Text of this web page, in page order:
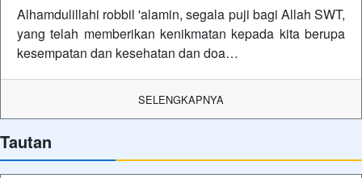
Alhamdulillahi robbil 'alamin, segala puji bagi Allah SWT,
yang telah memberikan kenikmatan kepada kita berupa
kesempatan dan kesehatan dan doa…
SELENGKAPNYA
Tautan